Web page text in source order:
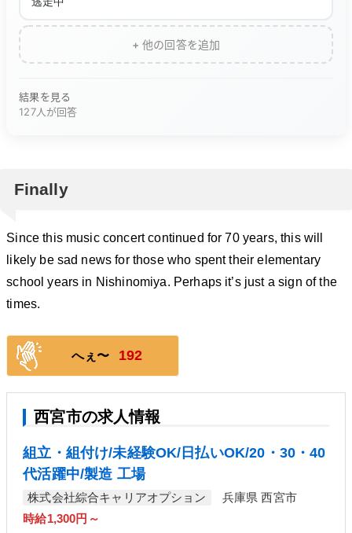
+ 他の回答を追加
結果を見る
127人が回答
Finally
Since this music concert continued for 70 years, this will
likely be sad news for those who spent their elementary
school years in Nishinomiya. Perhaps it’s just a sign of the
times.
へぇ〜 192
西宮市の求人情報
組立・組付け/未経験OK/日払いOK/20・30・40
代活躍中/製造 工場
株式会社綜合キャリアオプション
兵庫県 西宮市
時給1,300円～